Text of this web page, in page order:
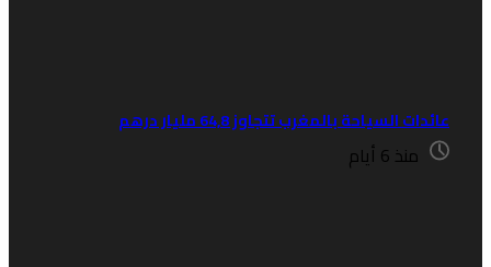
السياحة بالمغرب تتجاوز 64,8 مليار درهم
منذ 6 أيام